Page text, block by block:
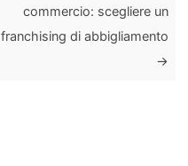
commercio: scegliere un
franchising di abbigliamento
→